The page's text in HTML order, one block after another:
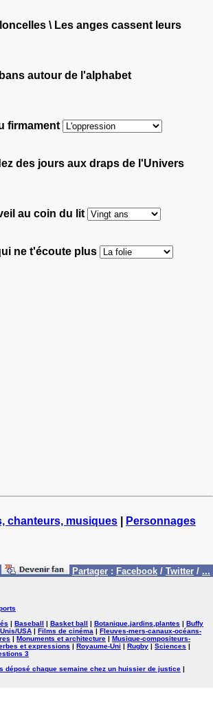
\ Les anges cassent leurs
autour de l'alphabet
firmament
des jours aux draps de l'Univers
au coin du lit
ne t'écoute plus
chanteurs, musiques
Personnages
Partager : Facebook / Twitter / ...
| Baseball | Basket ball | Botanique,jardins,plantes | Buffy
USA | Films de cinéma | Fleuves-mers-canaux-océans-
| Monuments et architecture | Musique-compositeurs-
et expressions | Royaume-Uni | Rugby | Sciences |
3
déposé chaque semaine chez un huissier de justice |